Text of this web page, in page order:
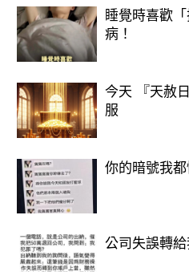
牡羊 × 牡羊 → 火爆
仗
結局：
只要遇到壓力，就容
爆炸。
**💡結語：
容易離婚 ≠ 註定失
高」！**
睡覺時喜歡
病！
今天 『天赦
服
你的暗號我
公司失誤轉